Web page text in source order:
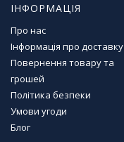
ІНФОРМАЦІЯ
Про нас
Інформація про доставку
Повернення товару та
грошей
Політика безпеки
Умови угоди
Блог